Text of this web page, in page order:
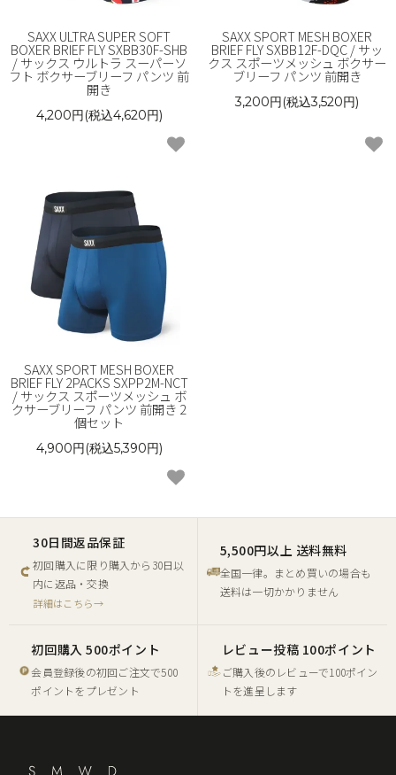
SAXX ULTRA SUPER SOFT
BOXER BRIEF FLY SXBB30F-SHB
/ サックス ウルトラ スーパーソ
フト ボクサーブリーフ パンツ 前
開き
4,200円(税込4,620円)
SAXX SPORT MESH BOXER
BRIEF FLY SXBB12F-DQC / サッ
クス スポーツメッシュ ボクサー
ブリーフ パンツ 前開き
3,200円(税込3,520円)
SAXX SPORT MESH BOXER
BRIEF FLY 2PACKS SXPP2M-NCT
/ サックス スポーツメッシュ ボ
クサーブリーフ パンツ 前開き 2
個セット
4,900円(税込5,390円)
30日間返品保証
初回購入に限り購入から30日以
内に返品・交換
詳細はこちら→
5,500円以上 送料無料
全国一律。まとめ買いの場合も
送料は一切かかりません
初回購入 500ポイント
会員登録後の初回ご注文で500
ポイントをプレゼント
レビュー投稿 100ポイント
ご購入後のレビューで100ポイン
トを進呈します